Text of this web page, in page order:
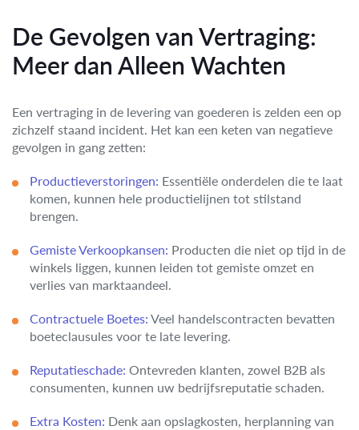
De Gevolgen van Vertraging:
Meer dan Alleen Wachten
Een vertraging in de levering van goederen is zelden een op
zichzelf staand incident. Het kan een keten van negatieve
gevolgen in gang zetten:
Productieverstoringen: Essentiële onderdelen die te laat
komen, kunnen hele productielijnen tot stilstand
brengen.
Gemiste Verkoopkansen: Producten die niet op tijd in de
winkels liggen, kunnen leiden tot gemiste omzet en
verlies van marktaandeel.
Contractuele Boetes: Veel handelscontracten bevatten
boeteclausules voor te late levering.
Reputatieschade: Ontevreden klanten, zowel B2B als
consumenten, kunnen uw bedrijfsreputatie schaden.
Extra Kosten: Denk aan opslagkosten, herplanning van